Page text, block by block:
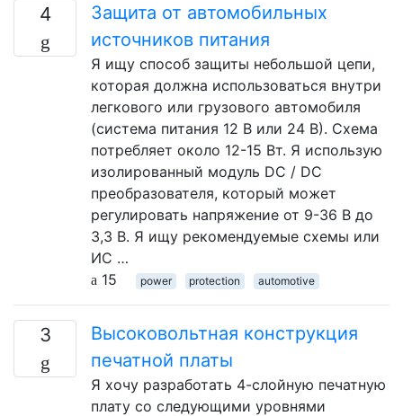
4
Защита от автомобильных
источников питания
Я ищу способ защиты небольшой цепи,
которая должна использоваться внутри
легкового или грузового автомобиля
(система питания 12 В или 24 В). Схема
потребляет около 12-15 Вт. Я использую
изолированный модуль DC / DC
преобразователя, который может
регулировать напряжение от 9-36 В до
3,3 В. Я ищу рекомендуемые схемы или
ИС …
15
power protection automotive
3
Высоковольтная конструкция
печатной платы
Я хочу разработать 4-слойную печатную
плату со следующими уровнями